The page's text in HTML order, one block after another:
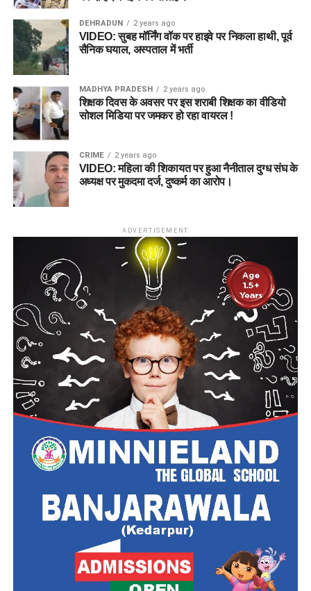
DEHRADUN 2 years ago
VIDEO: सुबह मॉर्निंग वॉक पर हाइवे पर निकला हाथी, पूर्व
सैनिक घयाल, अस्पताल में भर्ती
MADHYA PRADESH 2 years ago
शिक्षक दिवस के अवसर पर इस शराबी शिक्षक का वीडियो
सोशल मिडिया पर जमकर हो रहा वायरल !
CRIME 2 years ago
VIDEO: महिला की शिकायत पर हुआ नैनीताल दुग्ध संघ के
अध्यक्ष पर मुकदमा दर्ज, दुष्कर्म का आरोप।
ADVERTISEMENT